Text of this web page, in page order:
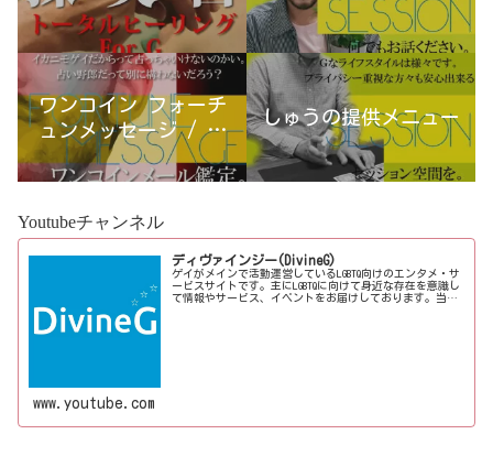
ワンコイン フォーチ
ュンメッセージ / 古
宮優雨
しゅうの提供メニュー
Youtubeチャンネル
ディヴァインジー(DivineG)
ゲイがメインで活動運営しているLGBTQ向けのエンタメ・サ
ービスサイトです。主にLGBTQに向けて身近な存在を意識し
て情報やサービス、イベントをお届けしております。当事
www.youtube.com